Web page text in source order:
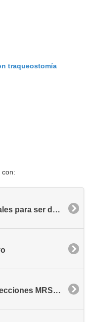
traqueostomía
con:
Instrucciones generales para ser dado de alta
La prevención de infecciones MRSA - Comunidad